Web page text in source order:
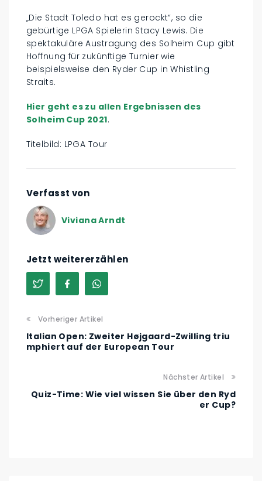
„Die Stadt Toledo hat es gerockt“, so die
gebürtige LPGA Spielerin Stacy Lewis. Die
spektakuläre Austragung des Solheim Cup gibt
Hoffnung für zukünftige Turnier wie
beispielsweise den Ryder Cup in Whistling
Straits.
Hier geht es zu allen Ergebnissen des
Solheim Cup 2021.
Titelbild: LPGA Tour
Verfasst von
Viviana Arndt
Jetzt weitererzählen
Vorheriger Artikel
Italian Open: Zweiter Højgaard-Zwilling triu
mphiert auf der European Tour
Nächster Artikel
Quiz-Time: Wie viel wissen Sie über den Ryd
er Cup?